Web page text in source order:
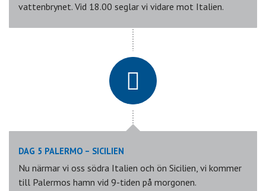
vattenbrynet. Vid 18.00 seglar vi vidare mot Italien.
DAG 5 PALERMO – SICILIEN
Nu närmar vi oss södra Italien och ön Sicilien, vi kommer
till Palermos hamn vid 9-tiden på morgonen.